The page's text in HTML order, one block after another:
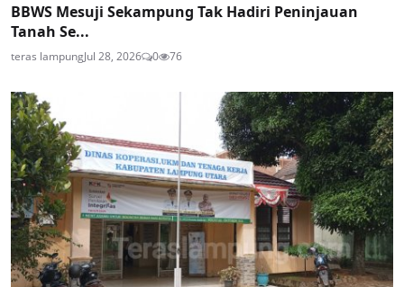
BBWS Mesuji Sekampung Tak Hadiri Peninjauan
Tanah Se...
teras lampungJul 28, 2026 0 76